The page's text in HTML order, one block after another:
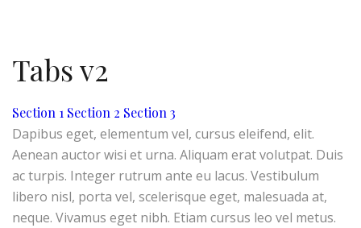
Tabs v2
Section 1 Section 2 Section 3
Dapibus eget, elementum vel, cursus eleifend, elit.
Aenean auctor wisi et urna. Aliquam erat volutpat. Duis
ac turpis. Integer rutrum ante eu lacus. Vestibulum
libero nisl, porta vel, scelerisque eget, malesuada at,
neque. Vivamus eget nibh. Etiam cursus leo vel metus.